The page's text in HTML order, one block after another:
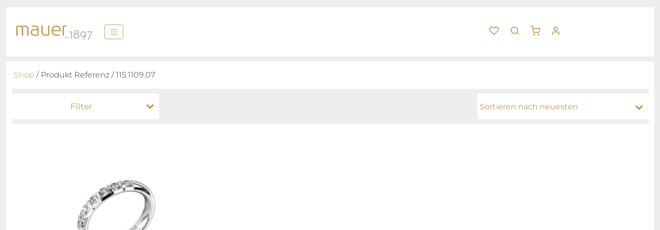
Shop / Produkt Referenz / 115.1109.07
Filter